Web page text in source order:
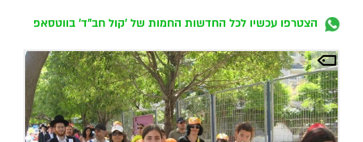
הצטרפו עכשיו לכל החדשות החמות של 'קול חב"ד' בווטסאפ